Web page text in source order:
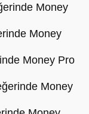
Money
Money
Money Pro
Money